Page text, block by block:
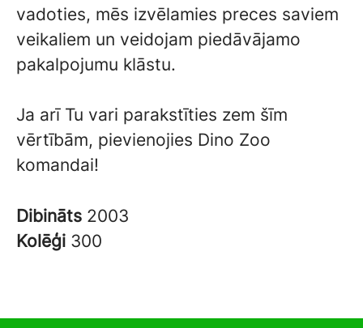
vadoties, mēs izvēlamies preces saviem
veikaliem un veidojam piedāvājamo
pakalpojumu klāstu.
Ja arī Tu vari parakstīties zem šīm
vērtībām, pievienojies Dino Zoo
komandai!
Dibināts 2003
Kolēģi 300